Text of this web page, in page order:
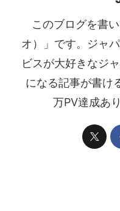
このブログを書
オ）」です。ジャ
ビスが大好きなジ
になる記事が書け
万PV達成あ